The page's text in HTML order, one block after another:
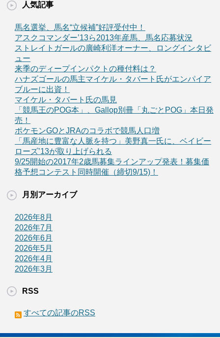
人気記事
馬名選挙、馬名“立候補”好評受付中！
アスクコマンダー’13ら2013年産馬、馬名応募状況
ストレイトガールの廣崎利洋オーナー、ロングインタビ
ュー
来季のディープインパクトの種付料は？
ハナズゴールの馬主マイケル・タバート氏がエンパイア
ブルーに出資！
マイケル・タバート氏の馬見
「競馬王のPOG本」、Gallop別冊「丸ごとPOG」本日発
売！
ポケモンGOとJRAのコラボで競馬人口増
「馬産地に豊富な人脈を持つ」美野真一氏に、ベイビー
ローズ’13が取り上げられる
9/25開始の2017年2歳馬募集ラインアップ発表！募集価
格予想コンテスト同時開催（締切9/15)！
月別アーカイブ
2026年8月
2026年7月
2026年6月
2026年5月
2026年4月
2026年3月
RSS
すべての記事のRSS